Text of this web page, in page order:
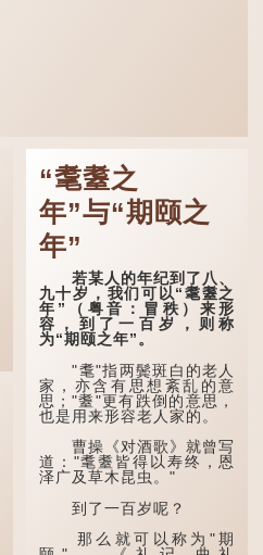
“耄耋之
年”与“期颐之
年”
若某人的年纪到了八、
九十岁，我们可以“耄耋之
年”（粤音：冒秩）来形
容，到了一百岁，则称
为“期颐之年”。
"耄"指两鬓斑白的老人
家，亦含有思想紊乱的意
思；"耋"更有跌倒的意思，
也是用来形容老人家的。
曹操《对酒歌》就曾写
道："耄耋皆得以寿终，恩
泽广及草木昆虫。"
到了一百岁呢？
那么就可以称为"期